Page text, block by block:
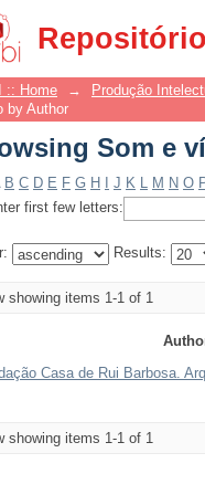
Som e
:: Home → Produção
by Author
Som e
B C D E F G H J K L M N O
first few letters:
Results:
showing items 1-1 of 1
Casa de Rui Barbosa.
showing items 1-1 of 1